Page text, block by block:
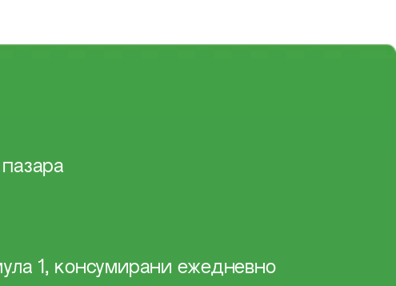
1, консумирани ежедневно